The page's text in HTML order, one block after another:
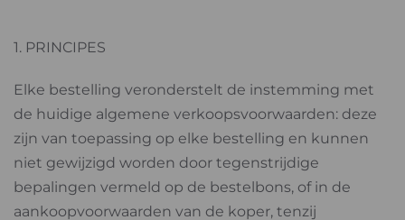
1. PRINCIPES
Elke bestelling veronderstelt de instemming met
de huidige algemene verkoopsvoorwaarden: deze
zijn van toepassing op elke bestelling en kunnen
niet gewijzigd worden door tegenstrijdige
bepalingen vermeld op de bestelbons, of in de
aankoopvoorwaarden van de koper, tenzij